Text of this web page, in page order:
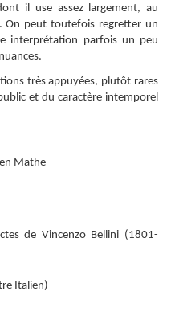
il use assez largement, au
On peut toutefois regretter un
interprétation parfois un peu
très appuyées, plutôt rares
et du caractère intemporel
Mathe
de Vincenzo Bellini (1801-
Italien)